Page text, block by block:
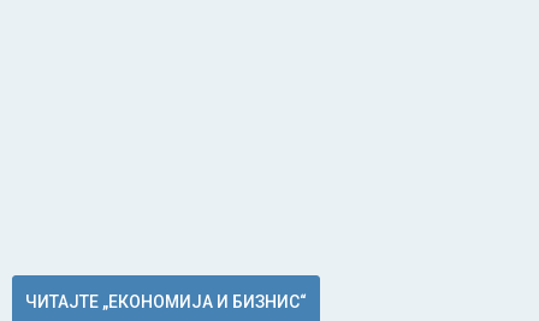
ЧИТАЈТЕ „ЕКОНОМИЈА И БИЗНИС“